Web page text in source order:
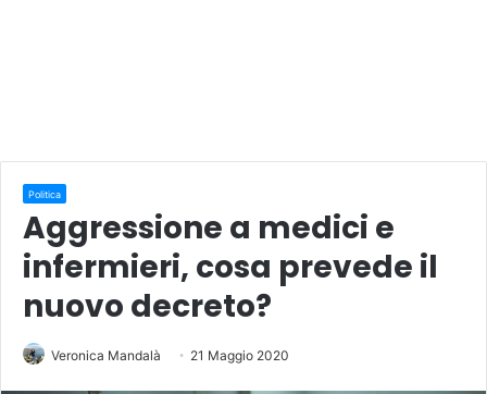
Politica
Aggressione a medici e
infermieri, cosa prevede il
nuovo decreto?
Veronica Mandalà 21 Maggio 2020